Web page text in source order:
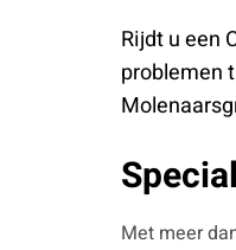
Rijdt u een
problemen
Met meer